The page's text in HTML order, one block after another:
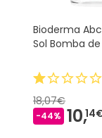
Bioderma
Sol Bomba
18,07€
-44% 10,